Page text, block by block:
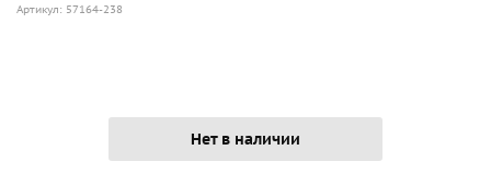
Артикул: 57164-238
Нет в наличии